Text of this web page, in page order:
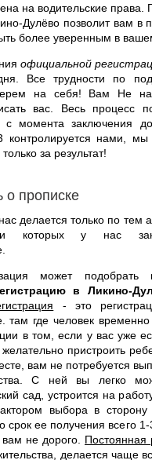
на водительские
Дулёво позволит вам в
более уверенным в
официальной
Все трудности по
на себя! Вам Не
вас. Весь процесс
с момента заключения
нами,
за результат!
о прописке
делается только по
которых у нас
может
в Ликино-
- это
там где человек
в том, если у вас уже
пристроить
вам не потребуется
С ней вы легко
сад, устроится на
выбора в сторону
срок ее получения всего
не дорого. Постоянная
делается чаще